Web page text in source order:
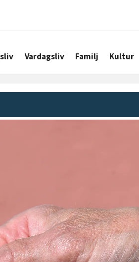
Vardagsliv Familj Kultur